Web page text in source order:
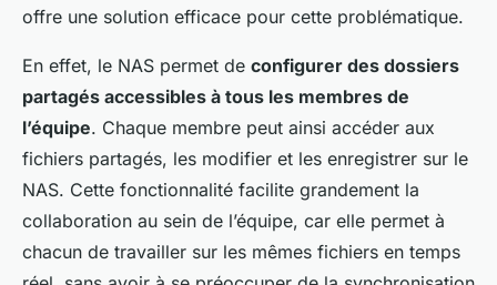
offre une solution efficace pour cette problématique.
En effet, le NAS permet de configurer des dossiers
partagés accessibles à tous les membres de
l’équipe. Chaque membre peut ainsi accéder aux
fichiers partagés, les modifier et les enregistrer sur le
NAS. Cette fonctionnalité facilite grandement la
collaboration au sein de l’équipe, car elle permet à
chacun de travailler sur les mêmes fichiers en temps